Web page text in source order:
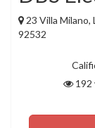
23 Villa Milano,
92532
192